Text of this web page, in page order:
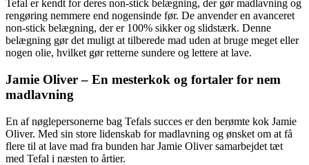
Tefal er kendt for deres non-stick belægning, der gør madlavning og
rengøring nemmere end nogensinde før. De anvender en avanceret
non-stick belægning, der er 100% sikker og slidstærk. Denne
belægning gør det muligt at tilberede mad uden at bruge meget eller
nogen olie, hvilket gør retterne sundere og lettere at lave.
Jamie Oliver – En mesterkok og fortaler for nem
madlavning
En af nøglepersonerne bag Tefals succes er den berømte kok Jamie
Oliver. Med sin store lidenskab for madlavning og ønsket om at få
flere til at lave mad fra bunden har Jamie Oliver samarbejdet tæt
med Tefal i næsten to årtier.